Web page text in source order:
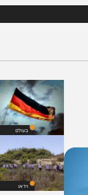
בעולם